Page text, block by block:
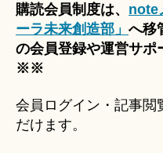
購読会員制度は、 note
ーラ未来創造部」 へ移
の会員登録や運営サポ
※※
会員ログイン・記事閲
だけます。